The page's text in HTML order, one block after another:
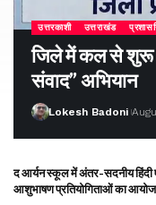
उत्तरकाशी उत्तराखंड
जिले में कल से शुरू
संवाद” अभियान
Lokesh Badoni
द आर्यन स्कूल में अंतर-सदनीय हिंदी
आशुभाषण प्रतियोगिताओं का